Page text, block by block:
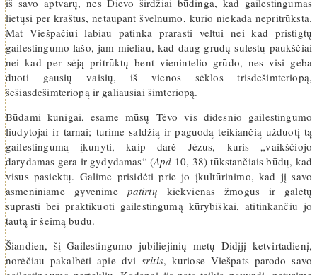
iš savo aptvarų, nes Dievo širdžiai būdinga, kad gailestingumas
lietųsi per kraštus, netaupant švelnumo, kurio niekada nepritrūksta.
Mat Viešpačiui labiau patinka prarasti veltui nei kad pristigtų
gailestingumo lašo, jam mieliau, kad daug grūdų sulestų paukščiai
nei kad per sėją pritrūktų bent vienintelio grūdo, nes visi geba
duoti gausių vaisių, iš vienos sėklos trisdešimteriopą,
šešiasdešimteriopą ir galiausiai šimteriopą.
Būdami kunigai, esame mūsų Tėvo vis didesnio gailestingumo
liudytojai ir tarnai; turime saldžią ir paguodą teikiančią užduotį tą
gailestingumą įkūnyti, kaip darė Jėzus, kuris „vaikščiojo
darydamas gera ir gydydamas“ (Apd 10, 38) tūkstančiais būdų, kad
visus pasiektų. Galime prisidėti prie jo įkultūrinimo, kad jį savo
asmeniniame gyvenime patirtų kiekvienas žmogus ir galėtų
suprasti bei praktikuoti gailestingumą kūrybiškai, atitinkančiu jo
tautą ir šeimą būdu.
Šiandien, šį Gailestingumo jubiliejinių metų Didįjį ketvirtadienį,
norėčiau pakalbėti apie dvi sritis, kuriose Viešpats parodo savo